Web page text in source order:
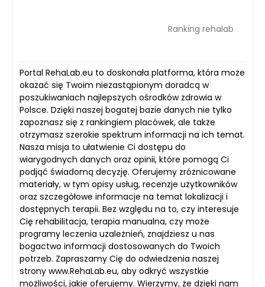
Ranking rehalab
Portal RehaLab.eu to doskonała platforma, która może
okazać się Twoim niezastąpionym doradcą w
poszukiwaniach najlepszych ośrodków zdrowia w
Polsce. Dzięki naszej bogatej bazie danych nie tylko
zapoznasz się z rankingiem placówek, ale także
otrzymasz szerokie spektrum informacji na ich temat.
Nasza misja to ułatwienie Ci dostępu do
wiarygodnych danych oraz opinii, które pomogą Ci
podjąć świadomą decyzję. Oferujemy zróżnicowane
materiały, w tym opisy usług, recenzje użytkowników
oraz szczegółowe informacje na temat lokalizacji i
dostępnych terapii. Bez względu na to, czy interesuje
Cię rehabilitacja, terapia manualna, czy może
programy leczenia uzależnień, znajdziesz u nas
bogactwo informacji dostosowanych do Twoich
potrzeb. Zapraszamy Cię do odwiedzenia naszej
strony www.RehaLab.eu, aby odkryć wszystkie
możliwości, jakie oferujemy. Wierzymy, że dzięki nam